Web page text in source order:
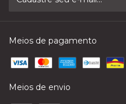
Meios de pagamento
Meios de envio